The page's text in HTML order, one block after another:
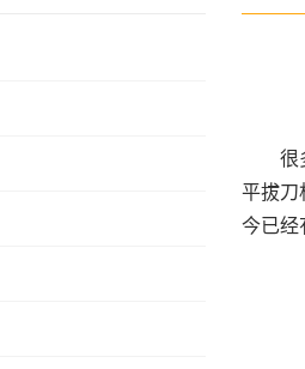
很
平拔刀
今已经